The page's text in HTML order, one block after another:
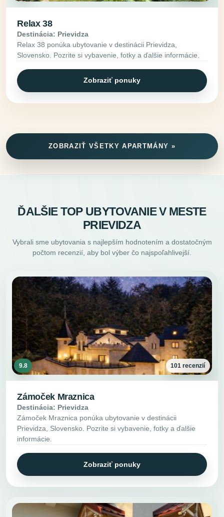
Relax 38
Destinácia: Prievidza
Relax 38 ponúka ubytovanie v destinácii Prievidza,
Slovensko. Pozrite si vybavenie, fotky a ďalšie informácie.
Zobraziť ponuky
ZOBRAZIŤ VŠETKY APARTMÁNY »
ĎALŠIE TOP UBYTOVANIE V MESTE
PRIEVIDZA
Vybrali sme ubytovania s najlepším hodnotením a dostatočným
počtom recenzií, aby bol výber čo najspoľahlivejší.
9.8 101 recenzií
Zámoček Mraznica
Destinácia: Prievidza
Zámoček Mraznica ponúka ubytovanie v destinácii
Prievidza, Slovensko. Pozrite si vybavenie, fotky a ďalšie
informácie.
Zobraziť ponuky